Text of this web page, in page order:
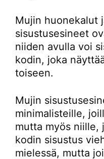
Mujin huonekalut
sisustusesineet
niiden avulla voi
kodin, joka
toiseen.
Mujin
minimalisteille,
mutta myös niille,
kodin sisustus
mielessä, mutta